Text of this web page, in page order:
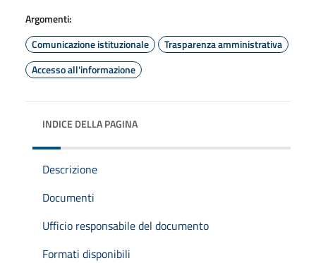
Argomenti:
Comunicazione istituzionale
Trasparenza amministrativa
Accesso all'informazione
INDICE DELLA PAGINA
Descrizione
Documenti
Ufficio responsabile del documento
Formati disponibili